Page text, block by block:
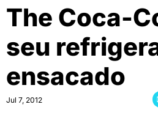
The Coca-
seu
ensacado
Jul 7, 2012